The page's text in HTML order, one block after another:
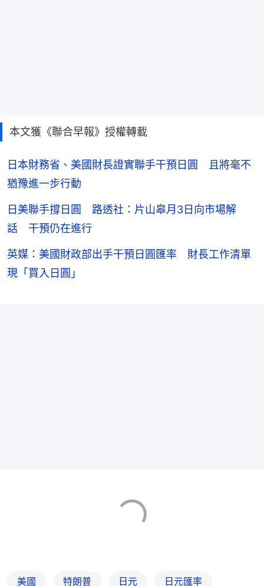
本文獲《聯合早報》授權轉載
日本財務省、美國財長證實聯手干預日圓 且將毫不
猶豫進一步行動
日美聯手撐日圓 路透社：片山皋月3日向市場解
話 干預仍在進行
英媒：美國財政部出手干預日圓匯率 財長工作清單
現「買入日圓」
美國 特朗普 日元 日元匯率